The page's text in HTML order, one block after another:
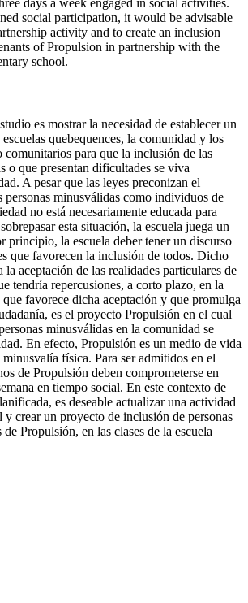
social participation, it would be advisable
activity and to create an inclusion
of Propulsion in partnership with the
school.
es mostrar la necesidad de establecer un
quebequences, la comunidad y los
comunitarios para que la inclusión de las
o que presentan dificultades se viva
A pesar que las leyes preconizan el
personas minusválidas como individuos de
no está necesariamente educada para
esta situación, la escuela juega un
principio, la escuela deber tener un discurso
que favorecen la inclusión de todos. Dicho
la aceptación de las realidades particulares de
tendría repercusiones, a corto plazo, en la
favorece dicha aceptación y que promulga
es el proyecto Propulsión en el cual
minusválidas en la comunidad se
En efecto, Propulsión es un medio de vida
minusvalía física. Para ser admitidos en el
de Propulsión deben comprometerse en
en tiempo social. En este contexto de
es deseable actualizar una actividad
y crear un proyecto de inclusión de personas
Propulsión, en las clases de la escuela